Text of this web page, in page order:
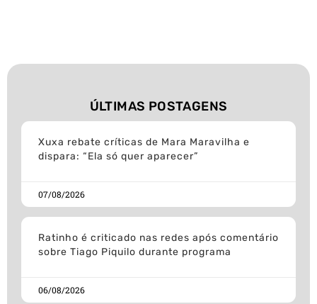
ÚLTIMAS POSTAGENS
Xuxa rebate críticas de Mara Maravilha e
dispara: “Ela só quer aparecer”
07/08/2026
Ratinho é criticado nas redes após comentário
sobre Tiago Piquilo durante programa
06/08/2026